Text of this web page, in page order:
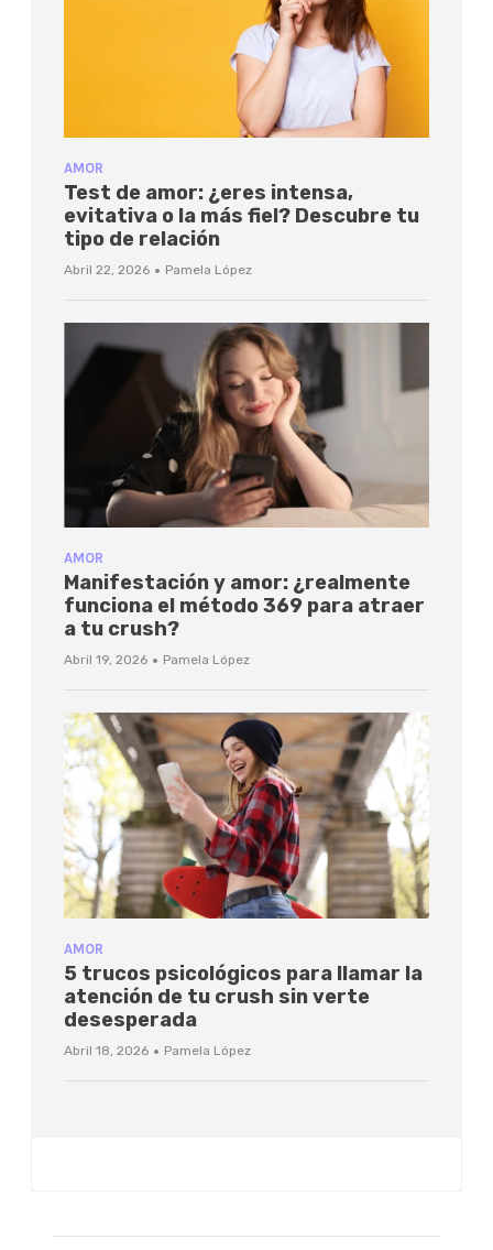
AMOR
Test de amor: ¿eres intensa,
evitativa o la más fiel? Descubre tu
tipo de relación
Abril 22, 2026 · Pamela López
AMOR
Manifestación y amor: ¿realmente
funciona el método 369 para atraer
a tu crush?
Abril 19, 2026 · Pamela López
AMOR
5 trucos psicológicos para llamar la
atención de tu crush sin verte
desesperada
Abril 18, 2026 · Pamela López